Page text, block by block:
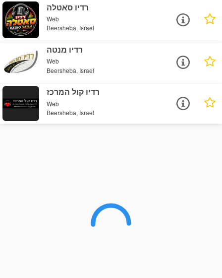
רדיו סאטלה
Web
Beersheba, Israel
רדיו מנטה
Web
Beersheba, Israel
רדיו קול המרכז
Web
Beersheba, Israel